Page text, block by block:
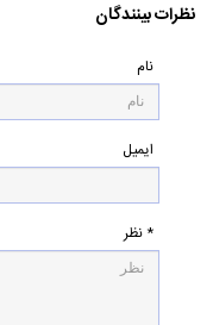
نظرات بینندگان
نام
ایمیل
* نظر